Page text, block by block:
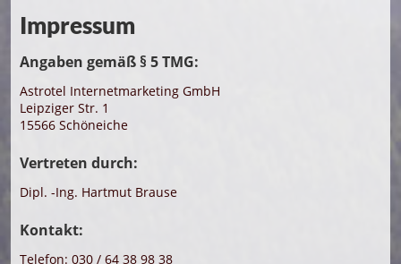
Impressum
Angaben gemäß § 5 TMG:
Astrotel Internetmarketing GmbH
Leipziger Str. 1
15566 Schöneiche
Vertreten durch:
Dipl. -Ing. Hartmut Brause
Kontakt:
Telefon: 030 / 64 38 98 38